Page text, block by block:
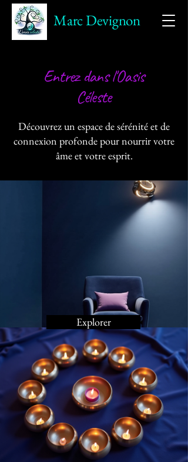
Marc Devignon
Entrez dans l'Oasis
Céleste
Découvrez un espace de sérénité et de
connexion profonde pour nourrir votre
âme et votre esprit.
Explorer